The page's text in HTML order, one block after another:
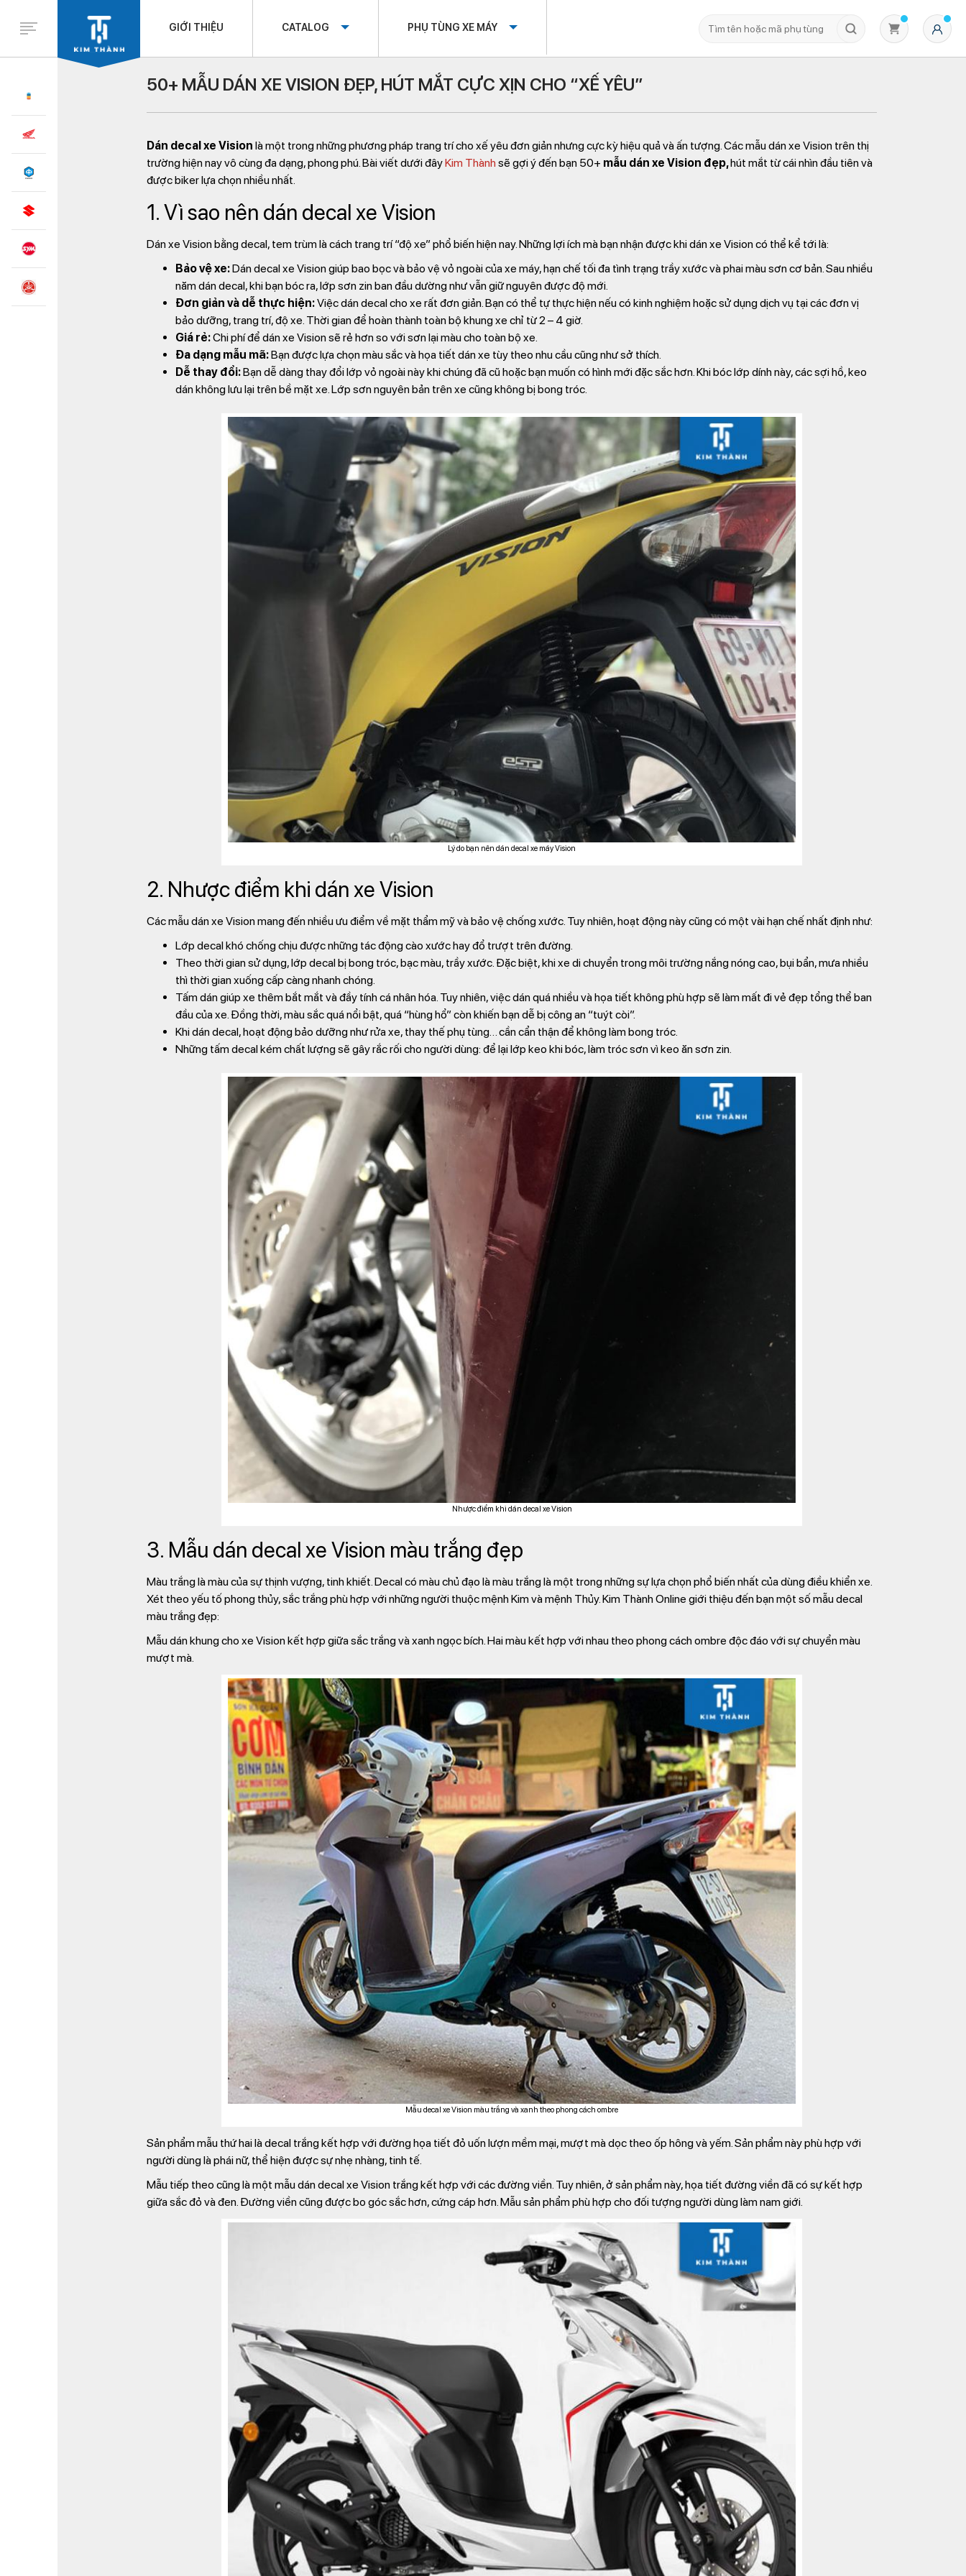
GIỚI THIỆU CATALOG PHỤ TÙNG XE MÁY
50+ MẪU DÁN XE VISION ĐẸP, HÚT MẮT CỰC XỊN CHO “XẾ YÊU”
Dán decal xe Vision là một trong những phương pháp trang trí cho xế yêu đơn giản nhưng cực kỳ hiệu quả và ấn tượng. Các mẫu dán xe Vision trên thị
trường hiện nay vô cùng đa dạng, phong phú. Bài viết dưới đâyKim Thành sẽ gợi ý đến bạn 50+ mẫu dán xe Vision đẹp,hút mắt từ cái nhìn đầu tiên và
được biker lựa chọn nhiều nhất.
1. Vì sao nên dán decal xe Vision
Dán xe Vision bằng decal, tem trùm là cách trang trí “độ xe” phổ biến hiện nay. Những lợi ích mà bạn nhận được khi dán xe Vision có thể kể tới là:
Bảo vệ xe:Dán decal xe Vision giúp bao bọc và bảo vệ vỏ ngoài của xe máy, hạn chế tối đa tình trạng trầy xước và phai màu sơn cơ bản. Sau nhiều
năm dán decal, khi bạn bóc ra, lớp sơn zin ban đầu dường như vẫn giữ nguyên được độ mới.
Đơn giản và dễ thực hiện:Việc dán decal cho xe rất đơn giản. Bạn có thể tự thực hiện nếu có kinh nghiệm hoặc sử dụng dịch vụ tại các đơn vị
bảo dưỡng, trang trí, độ xe. Thời gian để hoàn thành toàn bộ khung xe chỉ từ 2 – 4 giờ.
Giá rẻ:Chi phí để dán xe Vision sẽ rẻ hơn so với sơn lại màu cho toàn bộ xe.
Đa dạng mẫu mã:Bạn được lựa chọn màu sắc và họa tiết dán xe tùy theo nhu cầu cũng như sở thích.
Dễ thay đổi:Bạn dễ dàng thay đổi lớp vỏ ngoài này khi chúng đã cũ hoặc bạn muốn có hình mới đặc sắc hơn. Khi bóc lớp dính này, các sợi hồ, keo
dán không lưu lại trên bề mặt xe. Lớp sơn nguyên bản trên xe cũng không bị bong tróc.
Lý do bạn nên dán decal xe máy Vision
2. Nhược điểm khi dán xe Vision
Các mẫu dán xe Vision mang đến nhiều ưu điểm về mặt thẩm mỹ và bảo vệ chống xước. Tuy nhiên, hoạt động này cũng có một vài hạn chế nhất định như:
Lớp decal khó chống chịu được những tác động cào xước hay đổ trượt trên đường.
Theo thời gian sử dụng, lớp decal bị bong tróc, bạc màu, trầy xước. Đặc biệt, khi xe di chuyển trong môi trường nắng nóng cao, bụi bẩn, mưa nhiều
thì thời gian xuống cấp càng nhanh chóng.
Tấm dán giúp xe thêm bắt mắt và đầy tính cá nhân hóa. Tuy nhiên, việc dán quá nhiều và họa tiết không phù hợp sẽ làm mất đi vẻ đẹp tổng thể ban
đầu của xe. Đồng thời, màu sắc quá nổi bật, quá “hùng hổ” còn khiến bạn dễ bị công an “tuýt còi”.
Khi dán decal, hoạt động bảo dưỡng như rửa xe, thay thế phụ tùng… cần cẩn thận để không làm bong tróc.
Những tấm decal kém chất lượng sẽ gây rắc rối cho người dùng: để lại lớp keo khi bóc, làm tróc sơn vì keo ăn sơn zin.
Nhược điểm khi dán decal xe Vision
3. Mẫu dán decal xe Vision màu trắng đẹp
Màu trắng là màu của sự thịnh vượng, tinh khiết. Decal có màu chủ đạo là màu trắng là một trong những sự lựa chọn phổ biến nhất của dùng điều khiển xe.
Xét theo yếu tố phong thủy, sắc trắng phù hợp với những người thuộc mệnh Kim và mệnh Thủy. Kim Thành Online giới thiệu đến bạn một số mẫu decal
màu trắng đẹp:
Mẫu dán khung cho xe Vision kết hợp giữa sắc trắng và xanh ngọc bích. Hai màu kết hợp với nhau theo phong cách ombre độc đáo với sự chuyển màu
mượt mà.
Mẫu decal xe Vision màu trắng và xanh theo phong cách ombre
Sản phẩm mẫu thứ hai là decal trắng kết hợp với đường họa tiết đỏ uốn lượn mềm mại, mượt mà dọc theo ốp hông và yếm. Sản phẩm này phù hợp với
người dùng là phái nữ, thể hiện được sự nhẹ nhàng, tinh tế.
Mẫu tiếp theo cũng là một mẫu dán decal xe Vision trắng kết hợp với các đường viền. Tuy nhiên, ở sản phẩm này, họa tiết đường viền đã có sự kết hợp
giữa sắc đỏ và đen. Đường viền cũng được bo góc sắc hơn, cứng cáp hơn. Mẫu sản phẩm phù hợp cho đối tượng người dùng làm nam giới.